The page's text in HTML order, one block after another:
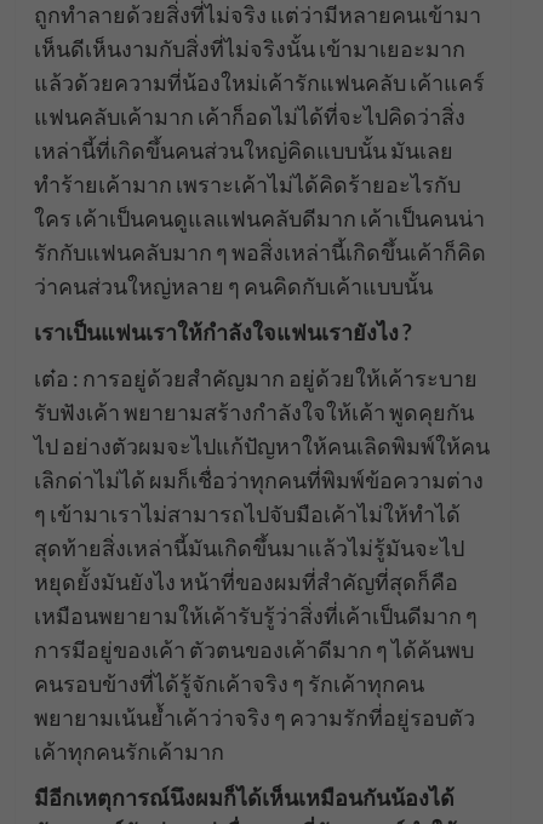
ถูกทำลายด้วยสิ่งที่ไม่จริง แต่ว่ามีหลายคนเข้ามา
เห็นดีเห็นงามกับสิ่งที่ไม่จริงนั้น เข้ามาเยอะมาก
แล้วด้วยความที่น้องใหม่เค้ารักแฟนคลับ เค้าแคร์
แฟนคลับเค้ามาก เค้าก็อดไม่ได้ที่จะไปคิดว่าสิ่ง
เหล่านี้ที่เกิดขึ้นคนส่วนใหญ่คิดแบบนั้น มันเลย
ทำร้ายเค้ามาก เพราะเค้าไม่ได้คิดร้ายอะไรกับ
ใคร เค้าเป็นคนดูแลแฟนคลับดีมาก เค้าเป็นคนน่า
รักกับแฟนคลับมาก ๆ พอสิ่งเหล่านี้เกิดขึ้นเค้าก็คิด
ว่าคนส่วนใหญ่หลาย ๆ คนคิดกับเค้าแบบนั้น
เราเป็นแฟนเราให้กำลังใจแฟนเรายังไง ?
เต๋อ : การอยู่ด้วยสำคัญมาก อยู่ด้วยให้เค้าระบาย
รับฟังเค้า พยายามสร้างกำลังใจให้เค้า พูดคุยกัน
ไป อย่างตัวผมจะไปแก้ปัญหาให้คนเลิดพิมพ์ให้คน
เลิกด่าไม่ได้ ผมก็เชื่อว่าทุกคนที่พิมพ์ข้อความต่าง
ๆ เข้ามาเราไม่สามารถไปจับมือเค้าไม่ให้ทำได้
สุดท้ายสิ่งเหล่านี้มันเกิดขึ้นมาแล้วไม่รู้มันจะไป
หยุดยั้งมันยังไง หน้าที่ของผมที่สำคัญที่สุดก็คือ
เหมือนพยายามให้เค้ารับรู้ว่าสิ่งที่เค้าเป็นดีมาก ๆ
การมีอยู่ของเค้า ตัวตนของเค้าดีมาก ๆ ได้ค้นพบ
คนรอบข้างที่ได้รู้จักเค้าจริง ๆ รักเค้าทุกคน
พยายามเน้นย้ำเค้าว่าจริง ๆ ความรักที่อยู่รอบตัว
เค้าทุกคนรักเค้ามาก
มีอีกเหตุการณ์นึงผมก็ได้เห็นเหมือนกันน้องได้